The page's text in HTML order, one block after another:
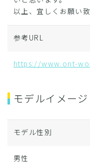
以上、宜しくお願い致
参考URL
https://www.ont-
モデルイメージ
モデル性別
男性